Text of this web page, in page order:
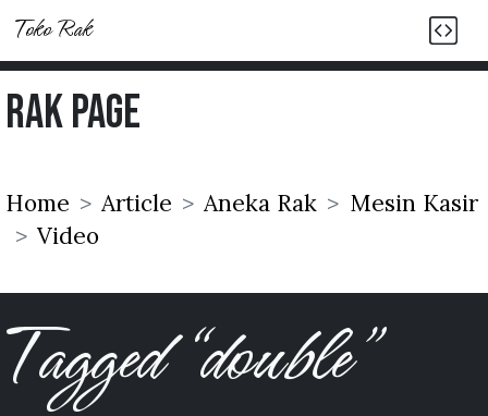
Toko Rak
Rak Page
Home Article Aneka Rak
Mesin Kasir
Video
Tagged “double”